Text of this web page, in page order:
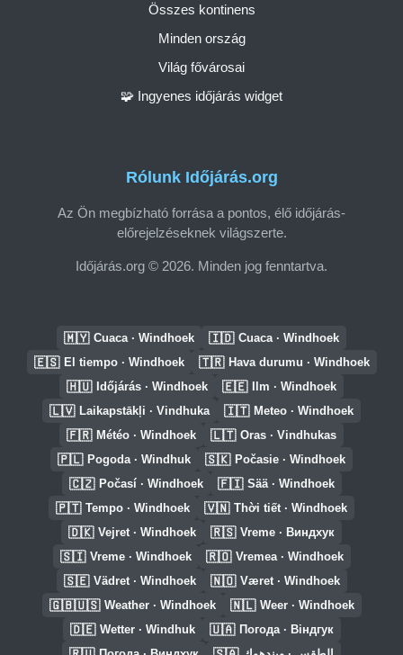
Rólunk Időjárás.org
Az Ön megbízható forrása a pontos, élő időjárás-
előrejelzéseknek világszerte.
Időjárás.org © 2026. Minden jog fenntartva.
Összes kontinens
Minden ország
Világ fővárosai
🧩 Ingyenes időjárás widget
🇲🇾 Cuaca · Windhoek 🇮🇩 Cuaca · Windhoek
🇪🇸 El tiempo · Windhoek 🇹🇷 Hava durumu · Windhoek
🇭🇺 Időjárás · Windhoek 🇪🇪 Ilm · Windhoek
🇱🇻 Laikapstākļi · Vindhuka 🇮🇹 Meteo · Windhoek
🇫🇷 Météo · Windhoek 🇱🇹 Oras · Vindhukas
🇵🇱 Pogoda · Windhuk 🇸🇰 Počasie · Windhoek
🇨🇿 Počasí · Windhoek 🇫🇮 Sää · Windhoek
🇵🇹 Tempo · Windhoek 🇻🇳 Thời tiết · Windhoek
🇩🇰 Vejret · Windhoek 🇷🇸 Vreme · Виндхук
🇸🇮 Vreme · Windhoek 🇷🇴 Vremea · Windhoek
🇸🇪 Vädret · Windhoek 🇳🇴 Været · Windhoek
🇬🇧🇺🇸 Weather · Windhoek 🇳🇱 Weer · Windhoek
🇩🇪 Wetter · Windhuk 🇺🇦 Погода · Віндгук